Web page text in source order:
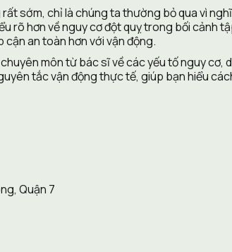
sớm, chỉ là chúng ta thường bỏ qua vì
rõ hơn về nguy cơ đột quỵ trong bối cảnh
an toàn hơn với vận động.
môn từ bác sĩ về các yếu tố nguy
tắc vận động thực tế, giúp bạn hiểu
Quận 7